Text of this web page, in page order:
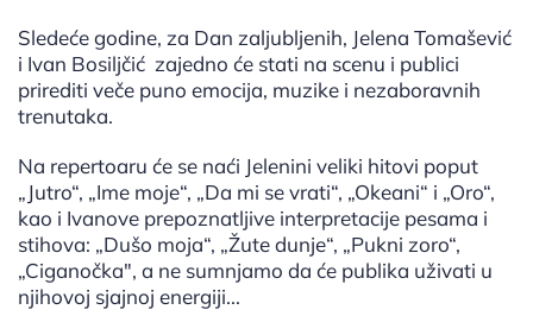
Sledeće godine, za Dan zaljubljenih, Jelena Tomašević
i Ivan Bosiljčić zajedno će stati na scenu i publici
prirediti veče puno emocija, muzike i nezaboravnih
trenutaka.
Na repertoaru će se naći Jelenini veliki hitovi poput
„Jutro“, „Ime moje“, „Da mi se vrati“, „Okeani“ i „Oro“,
kao i Ivanove prepoznatljive interpretacije pesama i
stihova: „Dušo moja“, „Žute dunje“, „Pukni zoro“,
„Ciganočka", a ne sumnjamo da će publika uživati u
njihovoj sjajnoj energiji...